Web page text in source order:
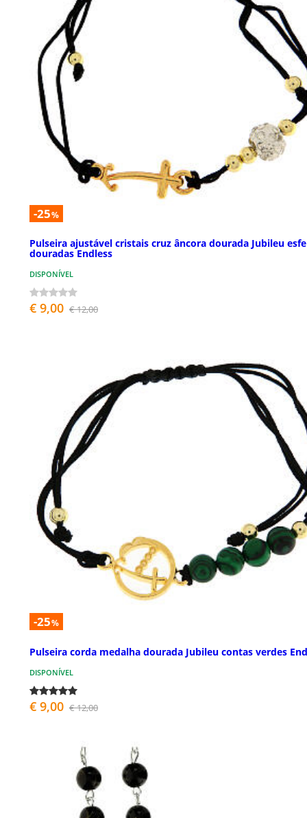
-25%
Pulseira ajustável cristais cruz âncora dourada Jubileu
douradas Endless
DISPONÍVEL
€ 9,00 € 12,00
-25%
Pulseira corda medalha dourada Jubileu contas verdes
DISPONÍVEL
€ 9,00 € 12,00